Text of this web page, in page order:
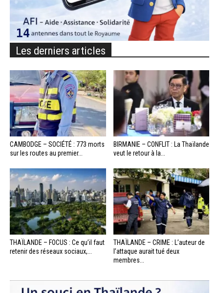
Les derniers articles
CAMBODGE – SOCIÉTÉ : 773 morts
sur les routes au premier...
BIRMANIE – CONFLIT : La Thaïlande
veut le retour à la...
THAÏLANDE – FOCUS : Ce qu’il faut
retenir des réseaux sociaux,...
THAÏLANDE – CRIME : L’auteur de
l’attaque aurait tué deux
membres...